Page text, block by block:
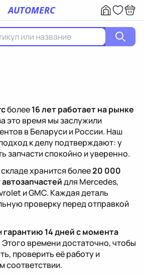
AUTOMERC
более16 лет работает на рынке
это время мы заслужили
в Беларуси и России. Наш
к делу подтверждают: у
запчасти спокойно и уверенно.
хранится более20 000
для Mercedes,
и GMC. Каждая деталь
проверку перед отправкой
гарантию 14 дней с момента
Этого времени достаточно, чтобы
проверить её работу и
соответствии.